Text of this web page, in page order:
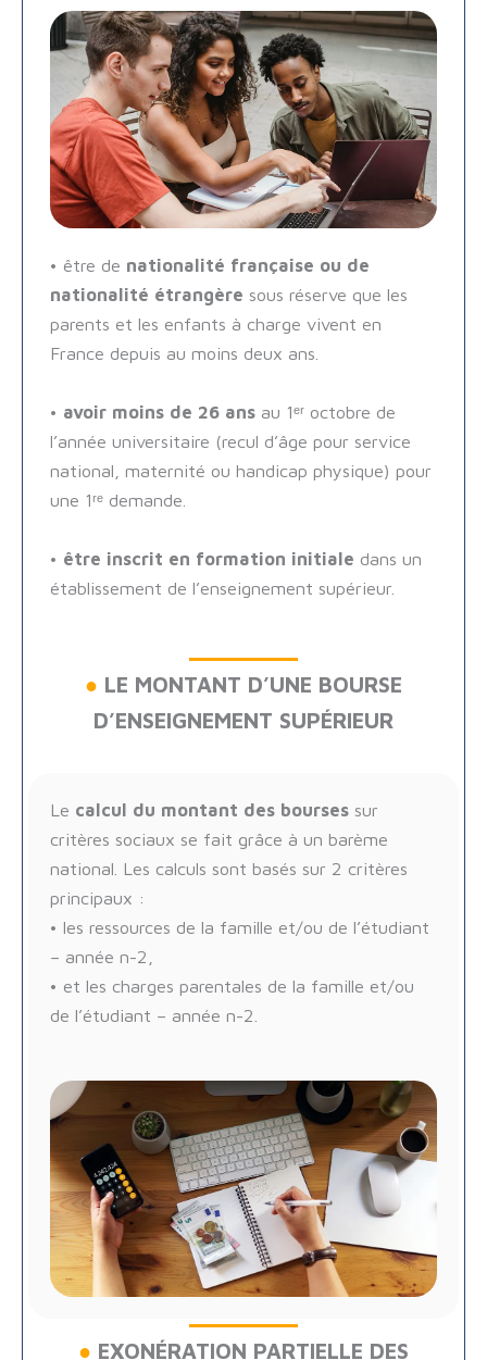
• être de nationalité française ou de
nationalité étrangère sous réserve que les
parents et les enfants à charge vivent en
France depuis au moins deux ans.
• avoir moins de 26 ans au 1ᵉʳ octobre de
l’année universitaire (recul d’âge pour service
national, maternité ou handicap physique) pour
une 1ʳᵉ demande.
• être inscrit en formation initiale dans un
établissement de l’enseignement supérieur.
● LE MONTANT D’UNE BOURSE
D’ENSEIGNEMENT SUPÉRIEUR
Le calcul du montant des bourses sur
critères sociaux se fait grâce à un barème
national. Les calculs sont basés sur 2 critères
principaux :
• les ressources de la famille et/ou de l’étudiant
– année n-2,
• et les charges parentales de la famille et/ou
de l’étudiant – année n-2.
● EXONÉRATION PARTIELLE DES